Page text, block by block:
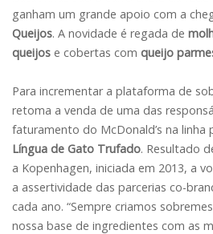
ganham um grande apoio com a
Queijos. A novidade é regada de
queijos e cobertas com queijo
Para incrementar a plataforma de
retoma a venda de uma das
faturamento do McDonald’s na linha
Língua de Gato Trufado. Resultado
a Kopenhagen, iniciada em 2013, a
a assertividade das parcerias co-
cada ano. “Sempre criamos
nossa base de ingredientes com as